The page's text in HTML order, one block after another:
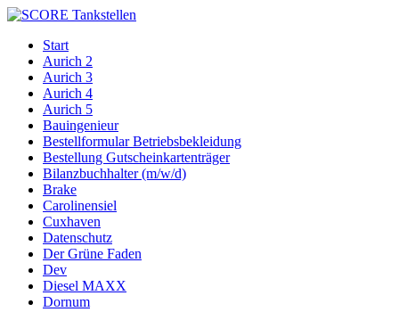
Start
Aurich 2
Aurich 3
Aurich 4
Aurich 5
Bauingenieur
Bestellformular Betriebsbekleidung
Bestellung Gutscheinkartenträger
Bilanzbuchhalter (m/w/d)
Brake
Carolinensiel
Cuxhaven
Datenschutz
Der Grüne Faden
Dev
Diesel MAXX
Dornum